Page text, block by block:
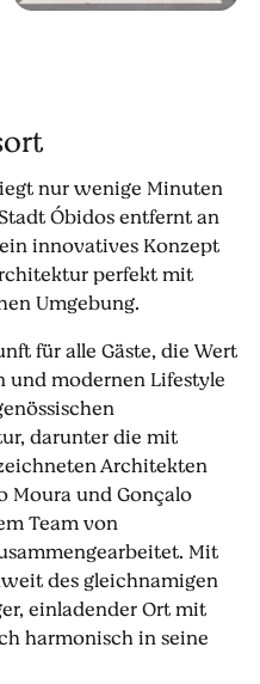
nur wenige Minuten
Óbidos entfernt an
innovatives Konzept
perfekt mit
Umgebung.
für alle Gäste, die Wert
und modernen Lifestyle
darunter die mit
Architekten
Moura und Gonçalo
Team von
Mit
des gleichnamigen
einladender Ort mit
harmonisch in seine